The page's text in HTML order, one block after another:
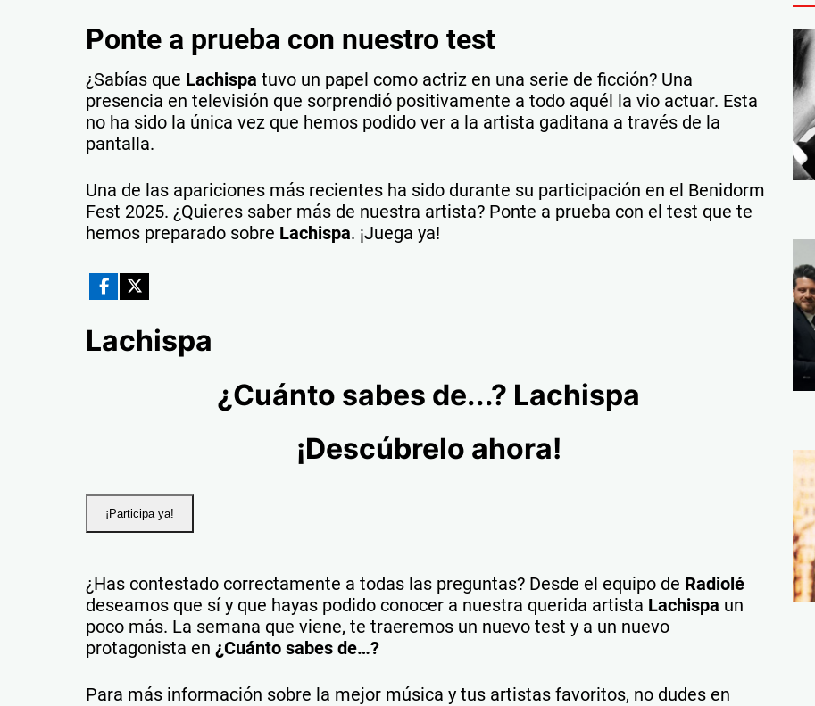
Ponte a prueba con nuestro test
¿Sabías que Lachispa tuvo un papel como actriz en una serie de ficción? Una
presencia en televisión que sorprendió positivamente a todo aquél la vio actuar. Esta
no ha sido la única vez que hemos podido ver a la artista gaditana a través de la
pantalla.
Una de las apariciones más recientes ha sido durante su participación en el Benidorm
Fest 2025. ¿Quieres saber más de nuestra artista? Ponte a prueba con el test que te
hemos preparado sobre Lachispa. ¡Juega ya!
¿Has contestado correctamente a todas las preguntas? Desde el equipo de Radiolé
deseamos que sí y que hayas podido conocer a nuestra querida artista Lachispa un
poco más. La semana que viene, te traeremos un nuevo test y a un nuevo
protagonista en ¿Cuánto sabes de…?
Para más información sobre la mejor música y tus artistas favoritos, no dudes en